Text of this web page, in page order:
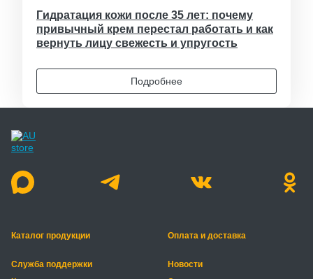
Гидратация кожи после 35 лет: почему
привычный крем перестал работать и как
вернуть лицу свежесть и упругость
Подробнее
Каталог продукции Оплата и доставка
Служба поддержки
Новости